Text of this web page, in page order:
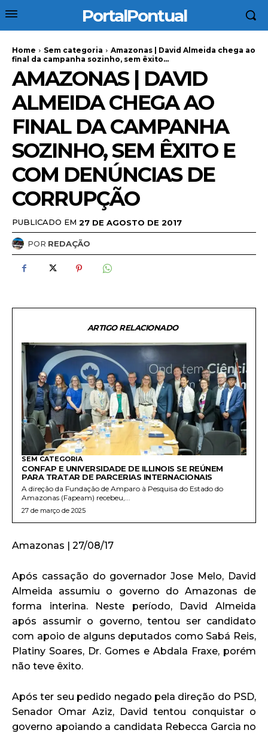
PortalPontual
Home Sem categoria
Amazonas | David Almeida chega ao
final da campanha sozinho, sem êxito...
AMAZONAS | DAVID
ALMEIDA CHEGA AO
FINAL DA CAMPANHA
SOZINHO, SEM ÊXITO E
COM DENÚNCIAS DE
CORRUPÇÃO
PUBLICADO EM 27 DE AGOSTO DE 2017
POR REDAÇÃO
ARTIGO RELACIONADO
SEM CATEGORIA
CONFAP E UNIVERSIDADE DE ILLINOIS SE REÚNEM
PARA TRATAR DE PARCERIAS INTERNACIONAIS
A direção da Fundação de Amparo à Pesquisa do Estado do
Amazonas (Fapeam) recebeu,...
27 de março de 2025
Amazonas | 27/08/17
Após cassação do governador Jose Melo, David
Almeida assumiu o governo do Amazonas de
forma interina. Neste período, David Almeida
após assumir o governo, tentou ser candidato
com apoio de alguns deputados como Sabá Reis,
Platiny Soares, Dr. Gomes e Abdala Fraxe, porém
não teve êxito.
Após ter seu pedido negado pela direção do PSD,
Senador Omar Aziz, David tentou conquistar o
governo apoiando a candidata Rebecca Garcia no